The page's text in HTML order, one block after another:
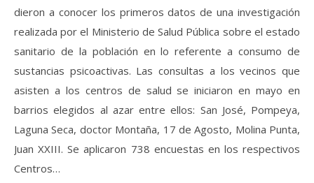
dieron a conocer los primeros datos de una investigación
realizada por el Ministerio de Salud Pública sobre el estado
sanitario de la población en lo referente a consumo de
sustancias psicoactivas. Las consultas a los vecinos que
asisten a los centros de salud se iniciaron en mayo en
barrios elegidos al azar entre ellos: San José, Pompeya,
Laguna Seca, doctor Montaña, 17 de Agosto, Molina Punta,
Juan XXIII. Se aplicaron 738 encuestas en los respectivos
Centros…